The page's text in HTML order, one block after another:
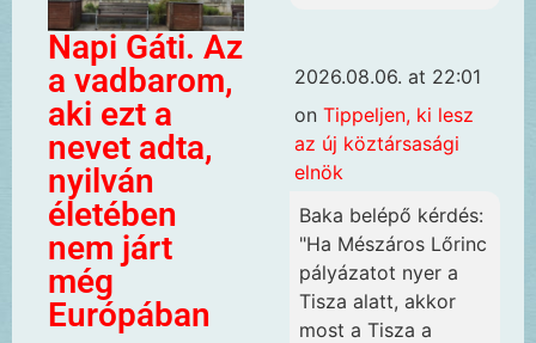
Napi Gáti. Az
a vadbarom,
aki ezt a
nevet adta,
nyilván
életében
nem járt
még
Európában
2026.08.06. at 22:01
on Tippeljen, ki lesz
az új köztársasági
elnök
Baka belépő kérdés:
"Ha Mészáros Lőrinc
pályázatot nyer a
Tisza alatt, akkor
most a Tisza a